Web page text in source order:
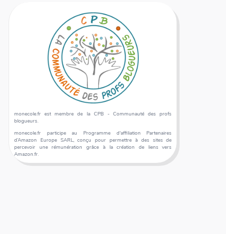
monecole.fr est membre de la CPB - Communauté des profs
blogueurs.
monecole.fr participe au Programme d'affiliation Partenaires
d’Amazon Europe SARL, conçu pour permettre à des sites de
percevoir une rémunération grâce à la création de liens vers
Amazon.fr.